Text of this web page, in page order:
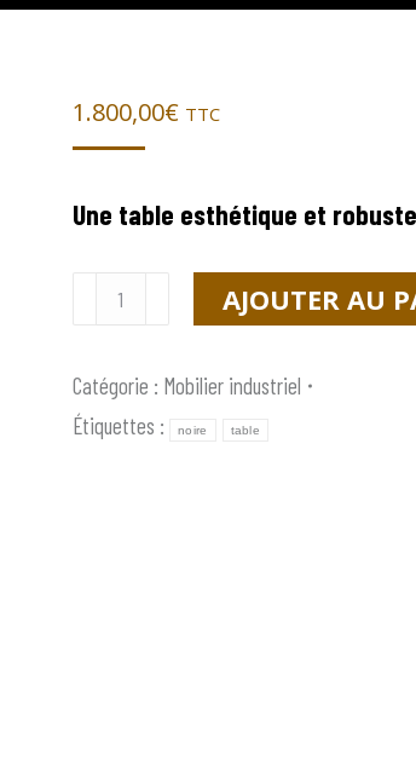
1.800,00€ TTC
Une table esthétique et
quantité
CleverTable
Wood
AJOUTER AU
Catégorie : Mobilier industriel
Étiquettes :
noire table